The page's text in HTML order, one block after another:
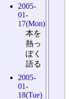
2005-
01-
17(Mon)
本を
熱っ
ぽく
語る
2005-
01-
18(Tue)